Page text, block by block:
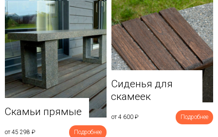
Скамьи прямые
от 45 298 ₽ Подробнее
Сиденья для
скамеек
от 4 600 ₽ Подробнее